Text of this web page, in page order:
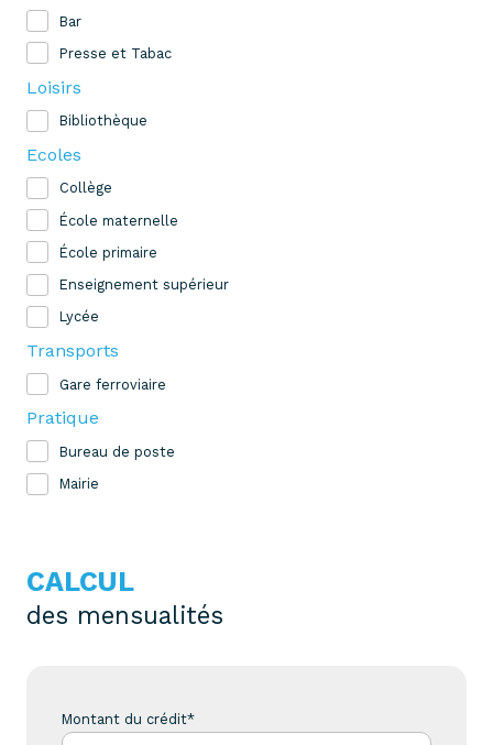
Bar
Presse et Tabac
Loisirs
Bibliothèque
Ecoles
Collège
École maternelle
École primaire
Enseignement supérieur
Lycée
Transports
Gare ferroviaire
Pratique
Bureau de poste
Mairie
CALCUL
des mensualités
Montant du crédit*